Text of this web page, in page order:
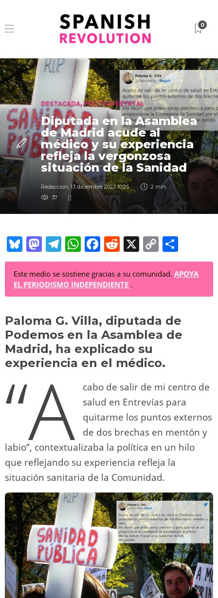
0
DESTACADA,POLÍTICA ESTATAL
Diputada en la Asamblea
de Madrid acude al
médico y su experiencia
refleja la vergonzosa
situación de la Sanidad
Redaccion, 13 diciembre 2022 10:25
2 min
37
Bl
u
e
sk
y
M
a
st
o
d
o
n
T
el
e
gr
a
m
W
h
at
s
A
p
p
F
a
c
e
b
o
o
k
R
e
d
di
t
X
C
o
p
y
Li
n
o
m
p
ar
tir
Este medio se sostiene gracias a su comunidad. APOYA
EL PERIODISMO INDEPENDIENTE .
Paloma G. Villa, diputada de
Podemos en la Asamblea de
Madrid, ha explicado su
experiencia en el médico.
“A
cabo de salir de mi centro de
salud en Entrevías para
quitarme los puntos externos
de dos brechas en mentón y
labio”, contextualizaba la política en un hilo
que reflejando su experiencia refleja la
situación sanitaria de la Comunidad.